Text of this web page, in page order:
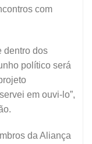
com
dentro dos
político será
em ouvi-lo”,
da Aliança